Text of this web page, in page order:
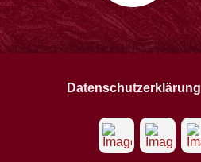
Datenschutzerklärung